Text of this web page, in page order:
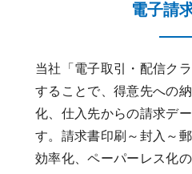
電子請
当社「電子取引・配信ク
することで、得意先への
化、仕入先からの請求デ
す。請求書印刷～封入～
効率化、ペーパーレス化